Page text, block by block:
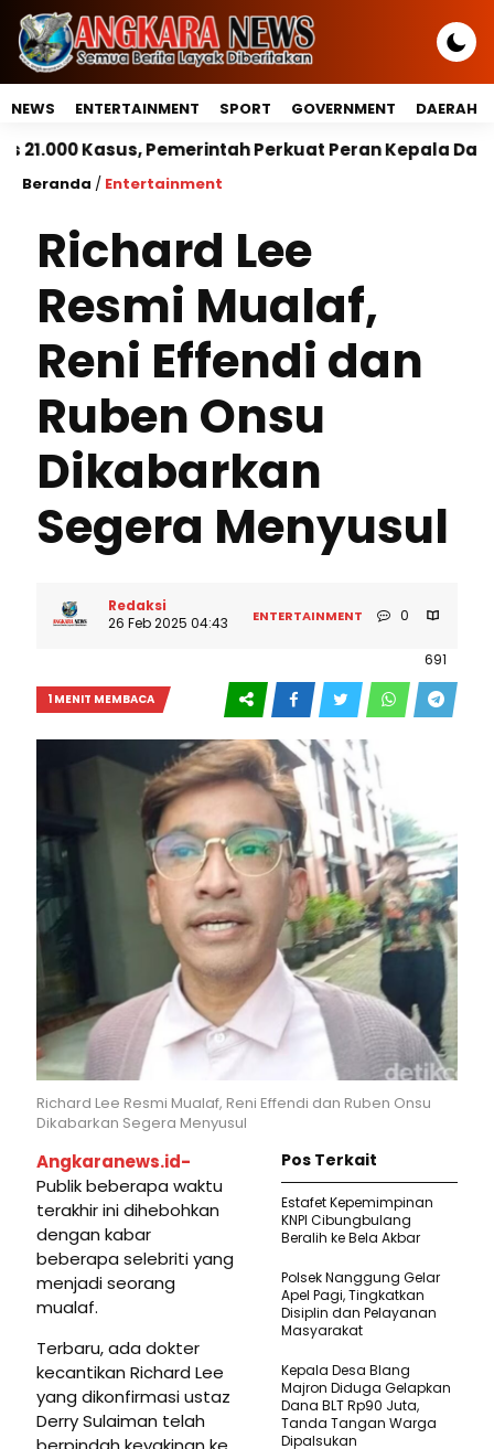
NEWS ENTERTAINMENT SPORT GOVERNMENT DAERAH
Pemerintah Perkuat Peran Kepala Daerah Untuk
Beranda / Entertainment
Richard Lee
Resmi Mualaf,
Reni Effendi dan
Ruben Onsu
Dikabarkan
Segera Menyusul
Redaksi
26 Feb 2025 04:43
ENTERTAINMENT 0
691
1 MENIT MEMBACA
Richard Lee Resmi Mualaf, Reni Effendi dan Ruben Onsu
Dikabarkan Segera Menyusul
Angkaranews.id-
Publik beberapa waktu
terakhir ini dihebohkan
dengan kabar
beberapa selebriti yang
menjadi seorang
mualaf.
Terbaru, ada dokter
kecantikan Richard Lee
yang dikonfirmasi ustaz
Derry Sulaiman telah
Pos Terkait
Estafet Kepemimpinan
KNPI Cibungbulang
Beralih ke Bela Akbar
Polsek Nanggung Gelar
Apel Pagi, Tingkatkan
Disiplin dan Pelayanan
Masyarakat
Kepala Desa Blang
Majron Diduga Gelapkan
Dana BLT Rp90 Juta,
Tanda Tangan Warga
Dipalsukan